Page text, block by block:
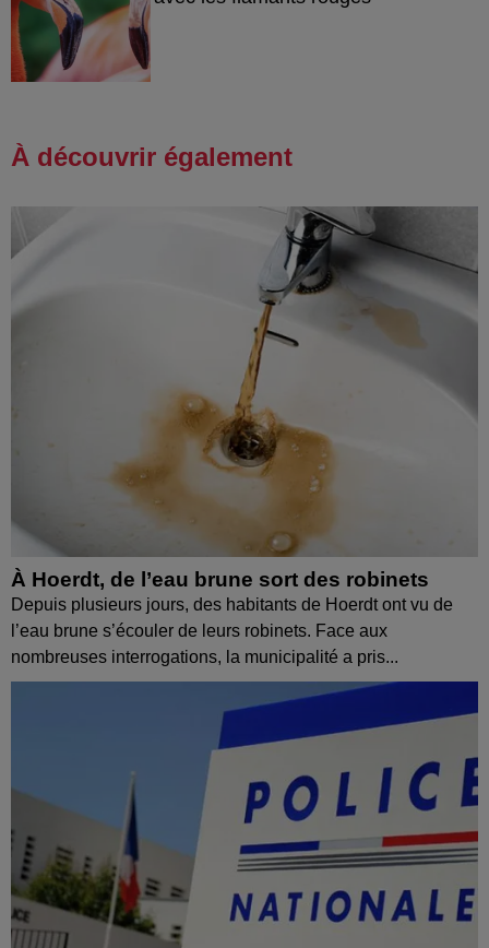
À découvrir également
À Hoerdt, de l’eau brune sort des robinets
Depuis plusieurs jours, des habitants de Hoerdt ont vu de
l’eau brune s’écouler de leurs robinets. Face aux
nombreuses interrogations, la municipalité a pris...